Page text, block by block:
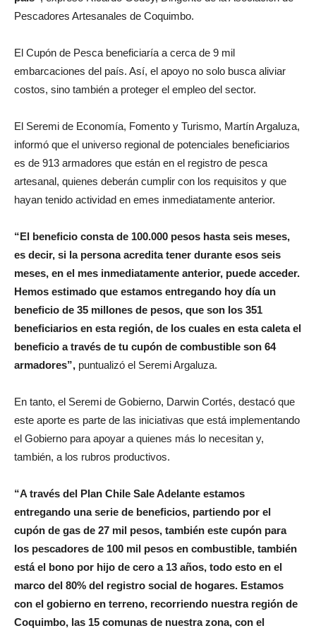
Pescadores Artesanales de Coquimbo.
El Cupón de Pesca beneficiaría a cerca de 9 mil
embarcaciones del país. Así, el apoyo no solo busca aliviar
costos, sino también a proteger el empleo del sector.
El Seremi de Economía, Fomento y Turismo, Martín Argaluza,
informó que el universo regional de potenciales beneficiarios
es de 913 armadores que están en el registro de pesca
artesanal, quienes deberán cumplir con los requisitos y que
hayan tenido actividad en emes inmediatamente anterior.
“El beneficio consta de 100.000 pesos hasta seis meses,
es decir, si la persona acredita tener durante esos seis
meses, en el mes inmediatamente anterior, puede acceder.
Hemos estimado que estamos entregando hoy día un
beneficio de 35 millones de pesos, que son los 351
beneficiarios en esta región, de los cuales en esta caleta el
beneficio a través de tu cupón de combustible son 64
armadores”, puntualizó el Seremi Argaluza.
En tanto, el Seremi de Gobierno, Darwin Cortés, destacó que
este aporte es parte de las iniciativas que está implementando
el Gobierno para apoyar a quienes más lo necesitan y,
también, a los rubros productivos.
“A través del Plan Chile Sale Adelante estamos
entregando una serie de beneficios, partiendo por el
cupón de gas de 27 mil pesos, también este cupón para
los pescadores de 100 mil pesos en combustible, también
está el bono por hijo de cero a 13 años, todo esto en el
marco del 80% del registro social de hogares. Estamos
con el gobierno en terreno, recorriendo nuestra región de
Coquimbo, las 15 comunas de nuestra zona, con el